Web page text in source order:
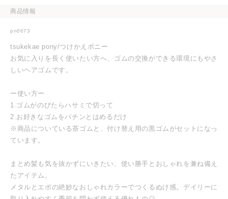
商品情報
pn0673
tsukekae pony/つけかえポニー
お気に入りを長く使いたい方へ、ゴムの交換ができる環境にもやさ
しいヘアゴムです。
ー使い方ー
1.ゴムがのびたらハサミで切って
2.お好きなゴムをパチンとはめるだけ
※商品についている茶ゴムと、付け替え用の黒ゴムがセットになっ
ています。
まとめ髪も気を抜かずにいきたい、使い勝手とおしゃれを兼ね備え
たアイテム。
メタルとエポの絶妙なおしゃれカラーでつくるぬけ感。デイリーに